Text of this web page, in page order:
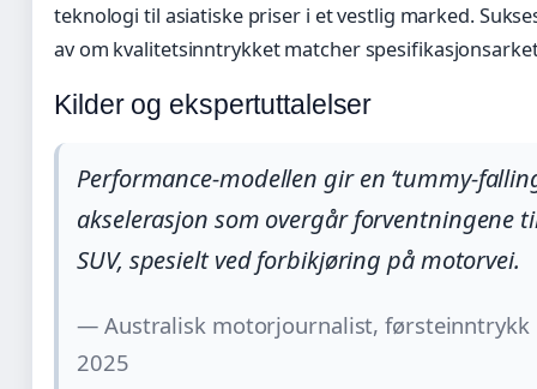
teknologi til asiatiske priser i et vestlig marked.
av om kvalitetsinntrykket matcher
Kilder og ekspertuttalelser
Performance-modellen gir en ‘tummy-
akselerasjon som overgår forventningene
SUV, spesielt ved forbikjøring på motorvei.
— Australisk motorjournalist, førsteinntrykk
2025